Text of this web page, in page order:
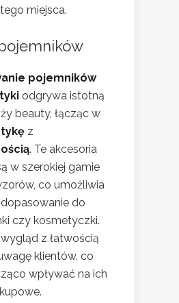
miejsca.
pojemników
odgrywa istotną
beauty, łącząc w
z
. Te akcesoria
w szerokiej gamie
co umożliwia
do
czy kosmetyczki.
z łatwością
klientów, co
wpływać na ich